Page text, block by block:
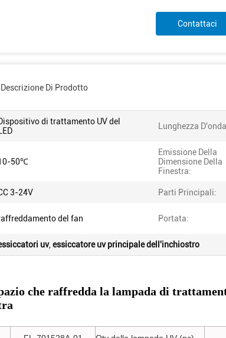
Contattaci
Descrizione Di Prodotto
di trattamento UV del
LED
Lunghezza
50℃
Emissione Della
Dimensione Della
Finestra:
3-24V Parti Principali:
del fan Portata:
uv, essiccatore uv principale dell'inchiostro
che raffredda la lampada di